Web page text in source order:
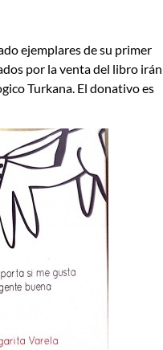
ejemplares de su primer
por la venta del libro irán
Turkana. El donativo es